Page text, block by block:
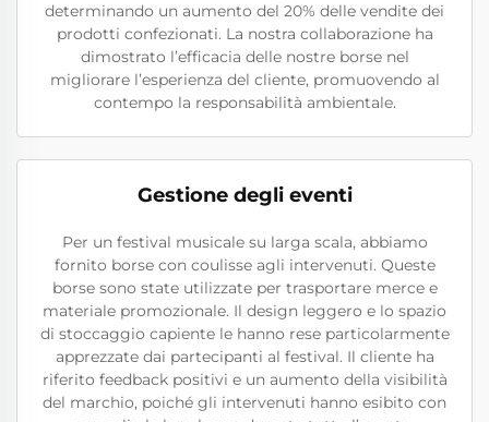
determinando un aumento del 20% delle vendite dei
prodotti confezionati. La nostra collaborazione ha
dimostrato l’efficacia delle nostre borse nel
migliorare l’esperienza del cliente, promuovendo al
contempo la responsabilità ambientale.
Gestione degli eventi
Per un festival musicale su larga scala, abbiamo
fornito borse con coulisse agli intervenuti. Queste
borse sono state utilizzate per trasportare merce e
materiale promozionale. Il design leggero e lo spazio
di stoccaggio capiente le hanno rese particolarmente
apprezzate dai partecipanti al festival. Il cliente ha
riferito feedback positivi e un aumento della visibilità
del marchio, poiché gli intervenuti hanno esibito con